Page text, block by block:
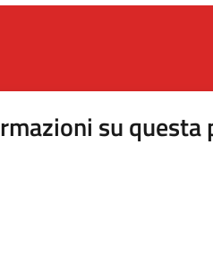
su questa